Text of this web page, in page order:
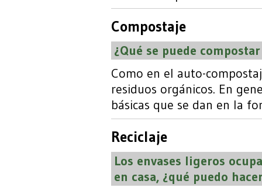
Compostaje
¿Qué se puede
Como en el auto-
residuos orgánicos. En
básicas que se dan en la
Reciclaje
Los envases ligeros
en casa, ¿qué puedo